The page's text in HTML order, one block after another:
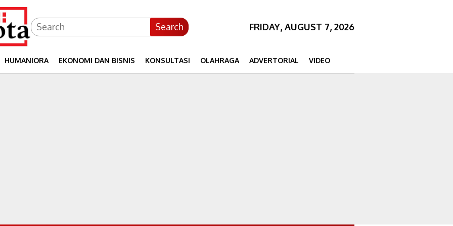
Search FRIDAY, AUGUST 7, 2026
HUMANIORA EKONOMI DAN BISNIS KONSULTASI OLAHRAGA ADVERTORIAL VIDEO